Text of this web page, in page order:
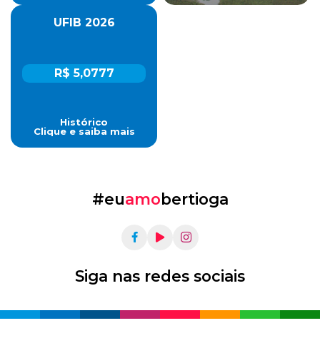
UFIB 2026
R$ 5,0777
Histórico
Clique e saiba mais
#euamobertioga
Siga nas redes sociais